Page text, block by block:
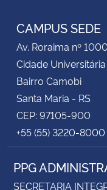
CAMPUS SEDE
Av. Roraima nº 1000
Cidade Universitária
Bairro Camobi
Santa Maria - RS
CEP: 97105-900
+55 (55) 3220-8000
PPG
SECRETARIA